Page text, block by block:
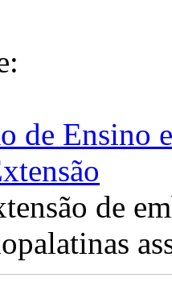
de Ensino
de